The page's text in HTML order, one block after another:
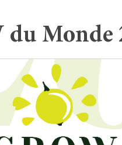
du Monde